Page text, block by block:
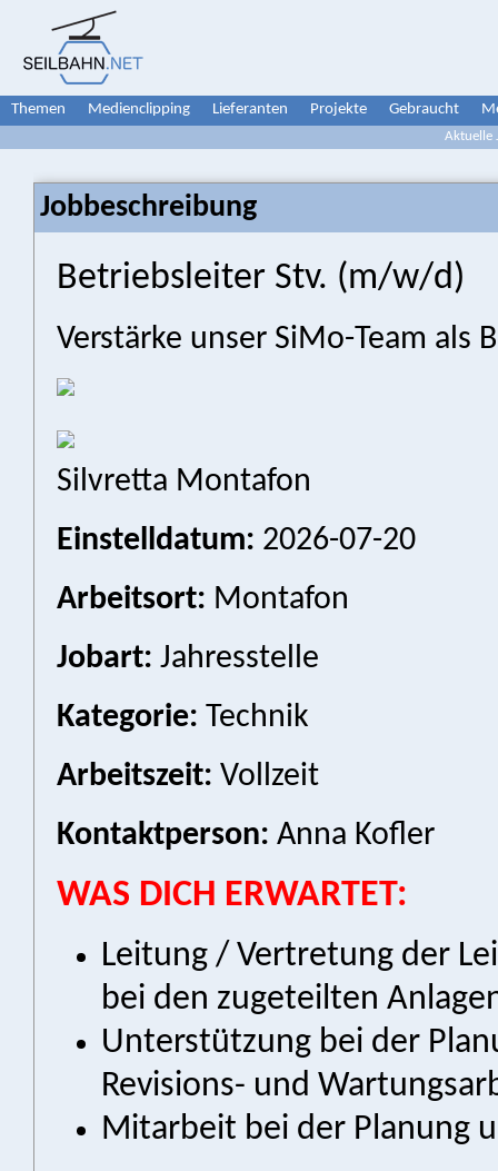
Themen Medienclipping Lieferanten Projekte Gebraucht
Aktuelle
Jobbeschreibung
Betriebsleiter Stv. (m/w/d)
Verstärke unser SiMo-Team
Silvretta Montafon
Einstelldatum: 2026-07-20
Arbeitsort: Montafon
Jobart: Jahresstelle
Kategorie: Technik
Arbeitszeit: Vollzeit
Kontaktperson: Anna Kofler
WAS DICH ERWARTET:
Leitung / Vertretung der
bei den zugeteilten
Unterstützung bei der
Revisions- und
Mitarbeit bei der Planung